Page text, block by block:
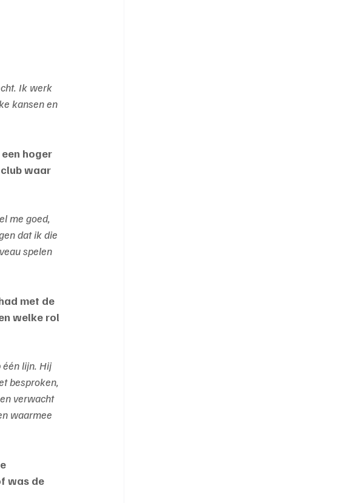
Ik werk
kansen en
hoger
waar
me goed,
dat ik die
spelen
met de
welke rol
één lijn. Hij
besproken,
verwacht
waarmee
was de